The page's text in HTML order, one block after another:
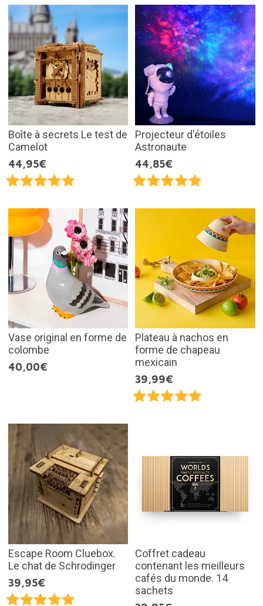
Boîte à secrets Le test de
Camelot
44,95€
Projecteur d'étoiles
Astronaute
44,85€
Vase original en forme de
colombe
40,00€
Plateau à nachos en
forme de chapeau
mexicain
39,99€
Escape Room Cluebox.
Le chat de Schrodinger
39,95€
Coffret cadeau
contenant les meilleurs
cafés du monde. 14
sachets